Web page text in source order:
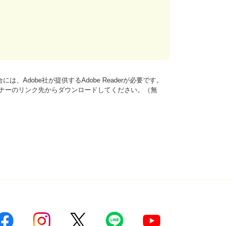
は、Adobe社が提供するAdobe Readerが必要です。
ーのリンク先からダウンロードしてください。（無